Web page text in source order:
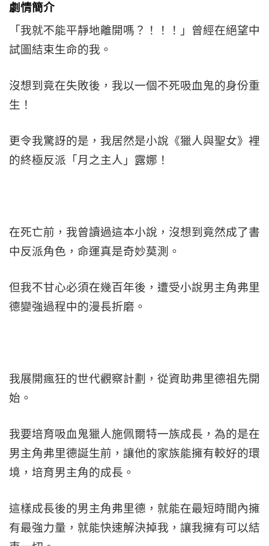
劇情簡介
「我就不能平靜地離開嗎？！！！」曾經在絕望中
試圖結束生命的我。
沒想到竟在失敗後，我以一個不死吸血鬼的身份重
生！
更令我驚訝的是，我居然是小說《獵人與聖女》裡
的終極反派「月之主人」露娜！
在死亡前，我曾讀過這本小說，沒想到竟然成了書
中反派角色，命運真是奇妙莫測。
但我不甘心必須在幾百年後，遭受小說男主角弗里
德變強過程中的漫長折磨。
我展開瘋狂的世代觀察計劃，從資助弗里德祖先開
始。
我要培育吸血鬼獵人施佩爾特一族成長，為的是在
男主角弗里德誕生前，讓他的家族能擁有較好的環
境，培育男主角的成長。
這樣成長後的男主角弗里德，就能在最短時間內擁
有最強力量，就能快速解決掉我，讓我擁有可以結